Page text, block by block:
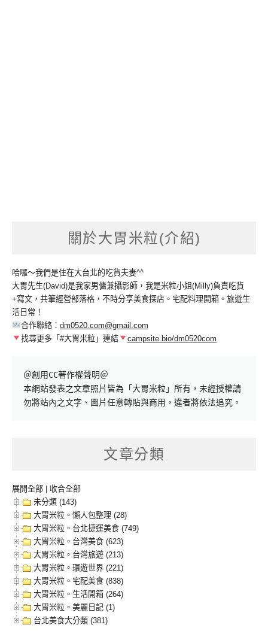
關於大胃米粒(介紹)
哈囉～我們是住在大台北的吃貨夫妻^^
大胃先生(David)是我家男傭兼攝影師，我是米粒小姐(Milly)負責吃貨
+寫文，共筆經營部落格，不時分享美食探店。宅配料理開箱。旅遊生
活日常！
合作聯絡： dm0520.com@gmail.com
找尋更多「#大胃米粒」連結
campsite.bio/dm0520com
＠創用CC著作權聲明＠
本網站發表之文章照片皆為「大胃米粒」所有，未經授權請
勿將站內之文字、圖片任意轉貼與商用，違者將依法追究。
文章分類
展開全部 | 收合全部
未分類 (143)
大胃米粒。懶人包整理 (28)
大胃米粒。台北捷運美食 (749)
大胃米粒。台灣美食 (623)
大胃米粒。台灣旅遊 (213)
大胃米粒。環遊世界 (221)
大胃米粒。宅配美食 (838)
大胃米粒。生活開箱 (264)
大胃米粒。美麗日記 (1)
台北美食大分類 (381)